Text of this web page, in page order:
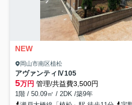
NEW
岡山市南区植松
アヴァンティⅣ105
5万円 管理/共益費3,500円
1階 / 50.09㎡ / 2DK /築9年